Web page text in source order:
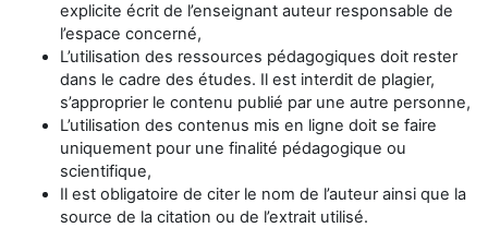
explicite écrit de l’enseignant auteur responsable de
l’espace concerné,
L’utilisation des ressources pédagogiques doit rester
dans le cadre des études. Il est interdit de plagier,
s’approprier le contenu publié par une autre personne,
L’utilisation des contenus mis en ligne doit se faire
uniquement pour une finalité pédagogique ou
scientifique,
Il est obligatoire de citer le nom de l’auteur ainsi que la
source de la citation ou de l’extrait utilisé.